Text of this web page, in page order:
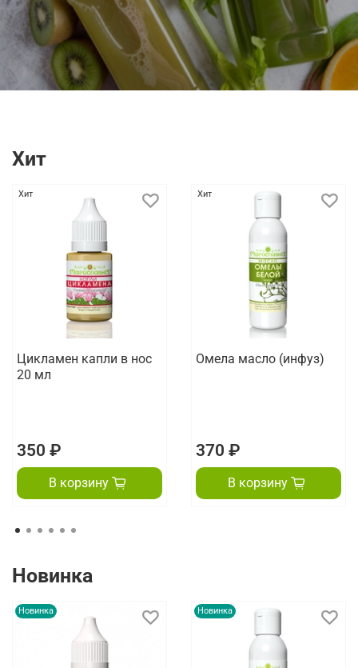
Хит
Хит
Цикламен капли в нос
20 мл
350 ₽
В корзину
Хит
Омела масло (инфуз)
370 ₽
В корзину
Новинка
Новинка Новинка